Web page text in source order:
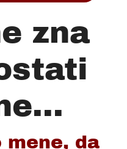
zna
mene, da